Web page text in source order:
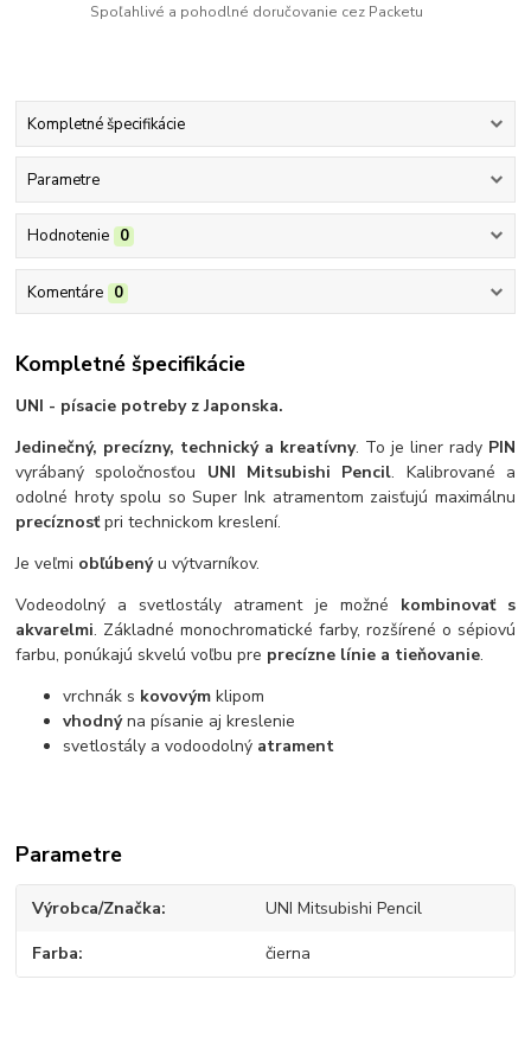
Spoľahlivé a pohodlné doručovanie cez Packetu
Kompletné špecifikácie
Parametre
Hodnotenie 0
Komentáre 0
Kompletné špecifikácie
UNI - písacie potreby z Japonska.
Jedinečný, precízny, technický a kreatívny. To je liner rady PIN
vyrábaný spoločnosťou UNI Mitsubishi Pencil. Kalibrované a
odolné hroty spolu so Super Ink atramentom zaisťujú maximálnu
precíznosťpri technickom kreslení.
Je veľmi obľúbenýu výtvarníkov.
Vodeodolný a svetlostály atrament je možné kombinovať s
akvarelmi. Základné monochromatické farby, rozšírené o sépiovú
farbu, ponúkajú skvelú voľbu pre precízne línie a tieňovanie.
vrchnák s kovovýmklipom
vhodnýna písanie aj kreslenie
svetlostály a vodoodolný atrament
Parametre
Výrobca/Značka UNI Mitsubishi Pencil
Farba čierna